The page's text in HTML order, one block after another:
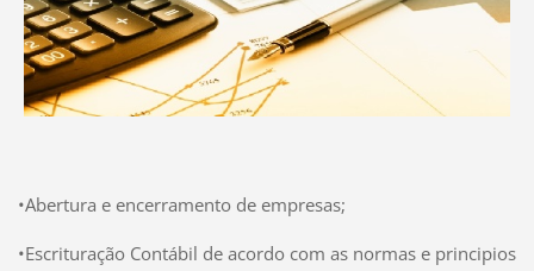
•Abertura e encerramento de empresas;
•Escrituração Contábil de acordo com as normas e principios